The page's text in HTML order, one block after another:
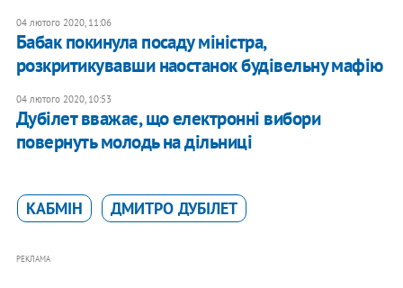
04 лютого 2020, 11:06
Бабак покинула посаду міністра,
розкритикувавши наостанок будівельну мафію
04 лютого 2020, 10:53
Дубілет вважає, що електронні вибори
повернуть молодь на дільниці
КАБМІН ДМИТРО ДУБІЛЕТ
РЕКЛАМА